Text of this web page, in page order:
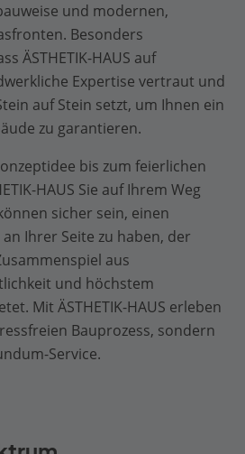
und modernen,
Besonders
ÄSTHETIK-HAUS auf
Expertise vertraut und
auf Stein setzt, um Ihnen ein
zu garantieren.
bis zum feierlichen
HAUS Sie auf Ihrem Weg
sicher sein, einen
Ihrer Seite zu haben, der
aus
und höchstem
Mit ÄSTHETIK-HAUS erleben
Bauprozess, sondern
Service.